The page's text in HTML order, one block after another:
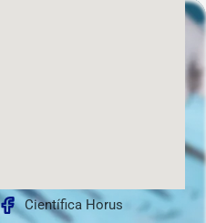
Científica Horus